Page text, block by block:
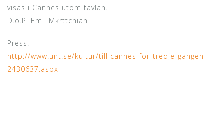
visas i Cannes utom tävlan.
D.o.P. Emil Mkrttchian
Press:
http://www.unt.se/kultur/till-cannes-for-tredje-gangen-
2430637.aspx